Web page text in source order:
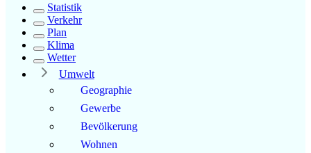
Statistik
Verkehr
Plan
Klima
Wetter
Umwelt
Geographie
Gewerbe
Bevölkerung
Wohnen